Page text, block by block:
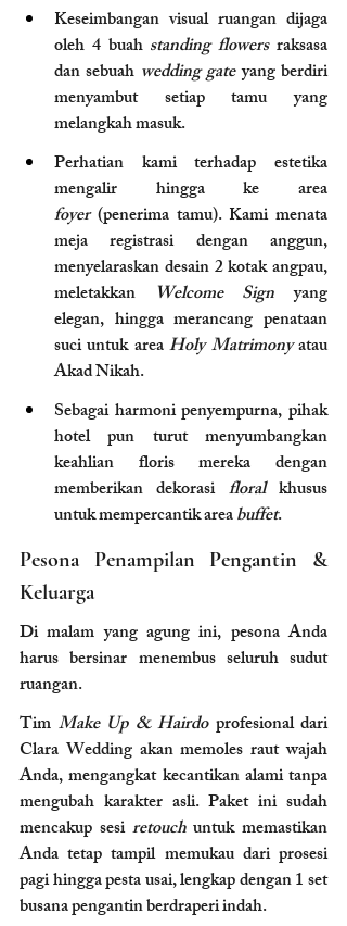
Keseimbangan visual ruangan dijaga
oleh 4 buah standing flowers raksasa
dan sebuah wedding gate yang berdiri
menyambut setiap tamu yang
melangkah masuk.
Perhatian kami terhadap estetika
foyer (penerima tamu). Kami menata
meja registrasi dengan anggun,
menyelaraskan desain 2 kotak angpau,
meletakkan Welcome Sign yang
elegan, hingga merancang penataan
suci untuk area Holy Matrimony atau
Akad Nikah.
Sebagai harmoni penyempurna, pihak
hotel pun turut menyumbangkan
keahlian floris mereka dengan
memberikan dekorasi floral khusus
untuk mempercantik area buffet.
Pesona Penampilan Pengantin &
Keluarga
Di malam yang agung ini, pesona Anda
harus bersinar menembus seluruh sudut
ruangan.
Tim Make Up & Hairdo profesional dari
Clara Wedding akan memoles raut wajah
Anda, mengangkat kecantikan alami tanpa
mengubah karakter asli. Paket ini sudah
mencakup sesi retouch untuk memastikan
Anda tetap tampil memukau dari prosesi
pagi hingga pesta usai, lengkap dengan 1 set
busana pengantin berdraperi indah.